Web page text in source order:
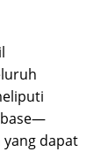
dapat